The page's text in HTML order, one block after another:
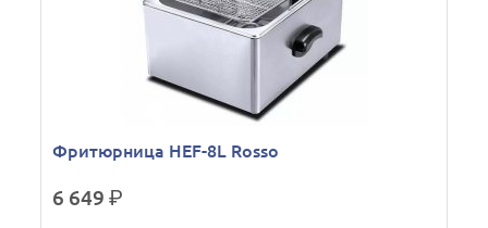
Фритюрница HEF-8L Rosso
6 649р.